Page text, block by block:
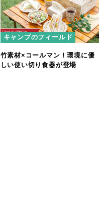
キャンプのフィールド
竹素材×コールマン！環境に優
しい使い切り食器が登場